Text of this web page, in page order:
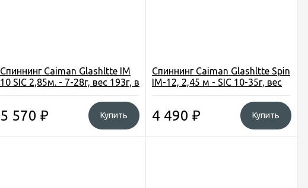
Спиннинг Caiman Glashltte IM
10 SIC 2,85м. - 7-28г, вес 193г, в
5 570 ₽ Купить
Спиннинг Caiman Glashltte Spin
IM-12, 2,45 м - SIC 10-35г, вес
4 490 ₽ Купить